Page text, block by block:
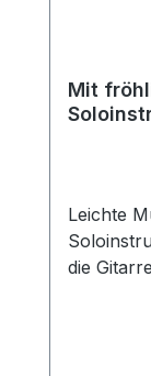
Mit
Leichte
die